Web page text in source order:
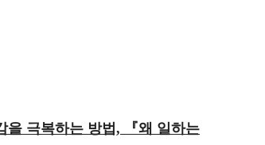
을 극복하는 방법, 『왜 일하는